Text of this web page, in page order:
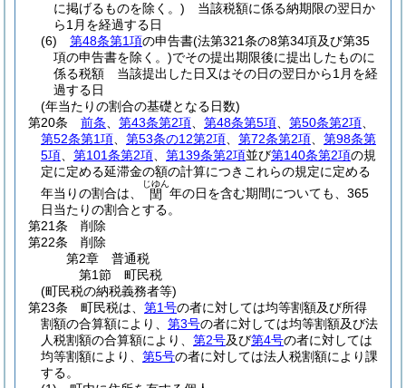
に掲げるものを除く。) 当該税額に係る納期限の翌日か
ら1月を経過する日
(6)
第48条第1項の申告書(法第321条の8第34項及び第35
項の申告書を除く。)でその提出期限後に提出したものに
係る税額 当該提出した日又はその日の翌日から1月を経
過する日
(年当たりの割合の基礎となる日数)
第20条
前条 第43条第2項 第48条第5項 第50条第2項
第52条第1項
第53条の12第2項 第72条第2項
第98条第
5項
第101条第2項 第139条第2項並び第140条第2項の規
定に定める延滞金の額の計算につきこれらの規定に定める
年当りの割合は、
閏
じゆん
年の日を含む期間についても、365
日当たりの割合とする。
第21条
削除
第22条
削除
第2章
普通税
第1節
町民税
(町民税の納税義務者等)
第23条
町民税は、 第1号の者に対しては均等割額及び所得
割額の合算額により、 第3号の者に対しては均等割額及び法
人税割額の合算額により、 第2号及び第4号の者に対しては
均等割額により、 第5号の者に対しては法人税割額により課
する。